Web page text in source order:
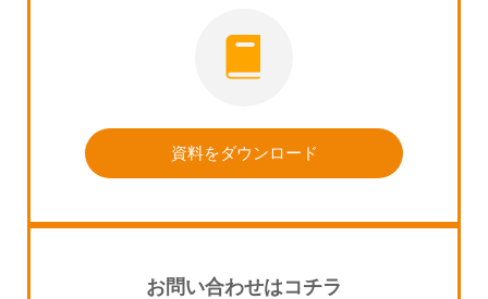
資料をダウンロード
お問い合わせはコチラ